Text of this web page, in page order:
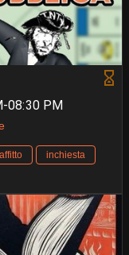
08:30 PM
inchiesta